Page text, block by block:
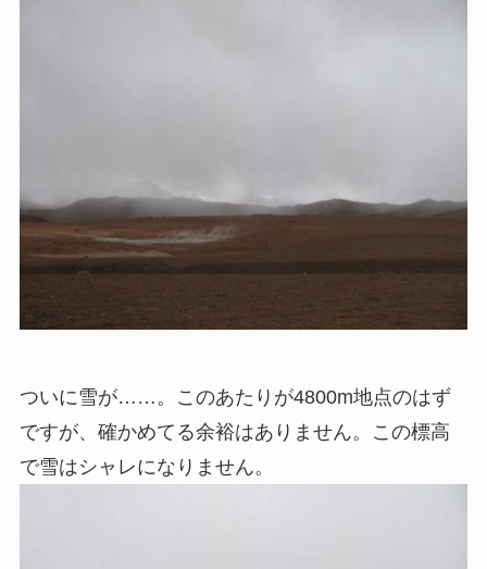
ついに雪が……。このあたりが4800m地点のはず
ですが、確かめてる余裕はありません。この標高
で雪はシャレになりません。